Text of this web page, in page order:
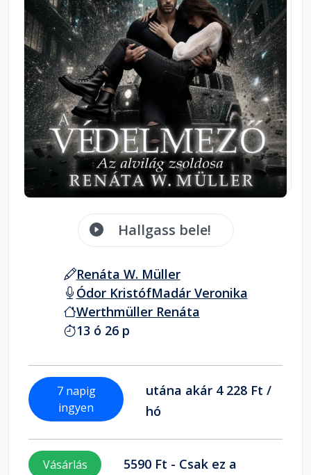
Hallgass bele!
Renáta W. Müller
Ódor KristófMadár Veronika
Werthmüller Renáta
13 ó 26 p
7 napig
ingyen
utána akár 4 228 Ft /
hó
Vásárlás
5590 Ft - Csak ez a